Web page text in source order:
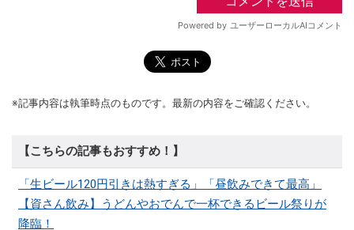
※記事内容は執筆時点のものです。最新の内容をご確認ください。
【こちらの記事もおすすめ！】
「生ビール120円引きは熱すぎる」「昼飲みできて最高」
【資さん飲み】うどんやおでんで一杯できるビール祭りが
降臨！